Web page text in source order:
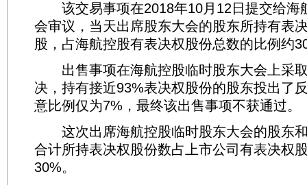
该交易事项在2018年10月12日提交给海
会审议，当天出席股东大会的股东所持有表
股，占海航控股有表决权股份总数的比例约
出售事项在海航控股临时股东大会上采
决，持有接近93%表决权股份的股东投出了
意比例仅为7%，最终该出售事项不获通过。
这次出席海航控股临时股东大会的股东
合计所持表决权股份数占上市公司有表决权
30%。